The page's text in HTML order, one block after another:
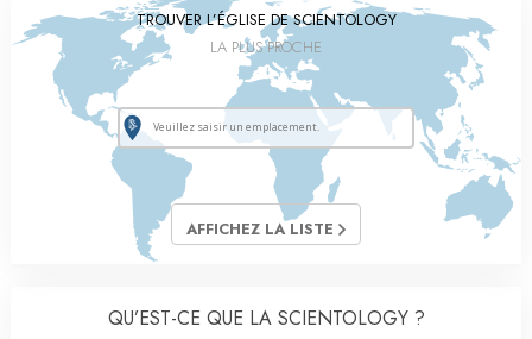
TROUVER L’ÉGLISE DE SCIENTOLOGY
LA PLUS PROCHE
AFFICHEZ LA LISTE
QU’EST-CE QUE LA SCIENTOLOGY ?